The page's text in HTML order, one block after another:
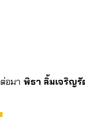
ต่อมา พิธา ลิ้มเจริญรั